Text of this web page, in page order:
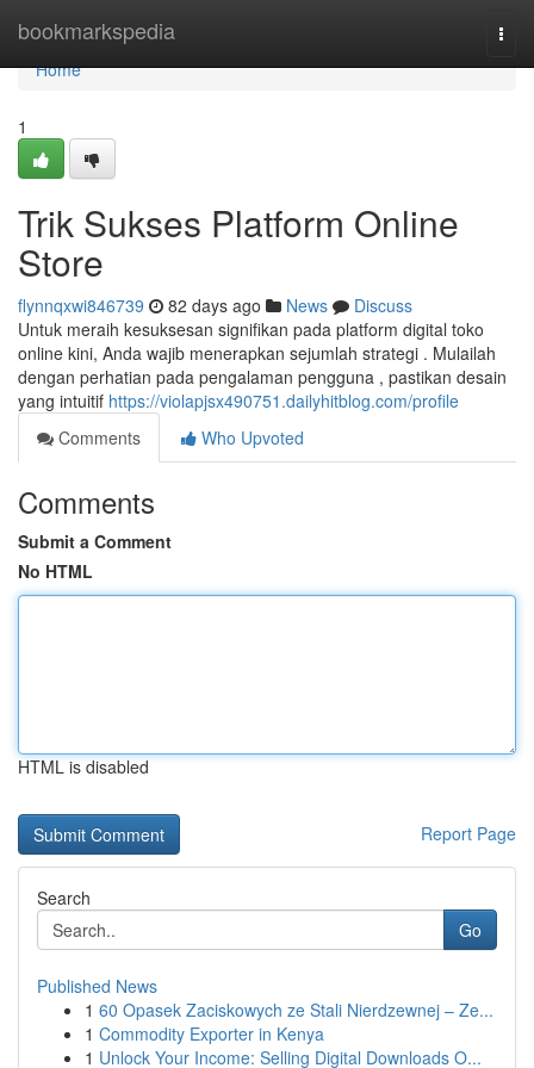
bookmarkspedia
Home
Home
1
Trik Sukses Platform Online
Store
flynnqxwi846739 82 days ago News
Discuss
Untuk meraih kesuksesan signifikan pada platform digital toko
online kini, Anda wajib menerapkan sejumlah strategi . Mulailah
dengan perhatian pada pengalaman pengguna , pastikan desain
yang intuitif https://violapjsx490751.dailyhitblog.com/profile
Comments
Who Upvoted
Comments
Submit a Comment
No HTML
HTML is disabled
Report Page
Search
Go
Published News
1 60 Opasek Zaciskowych ze Stali Nierdzewnej – Ze...
1 Commodity Exporter in Kenya
1 Unlock Your Income: Selling Digital Downloads O...